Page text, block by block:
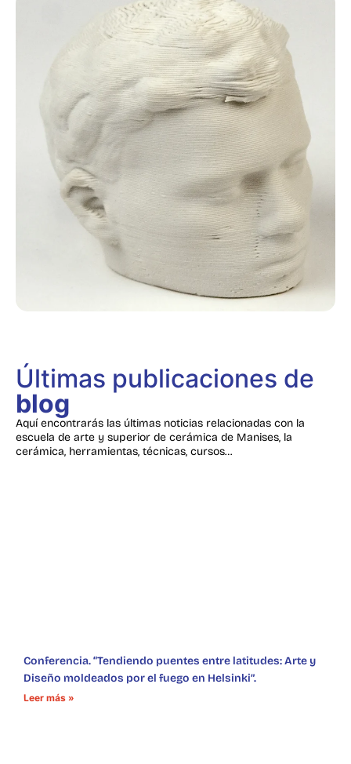
Últimas publicaciones de
blog
Aquí encontrarás las últimas noticias relacionadas con la
escuela de arte y superior de cerámica de Manises, la
cerámica, herramientas, técnicas, cursos…
Conferencia. “Tendiendo puentes entre latitudes: Arte y
Diseño moldeados por el fuego en Helsinki”.
Leer más »